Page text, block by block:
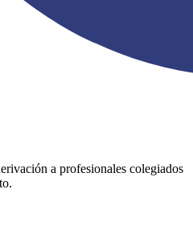
a profesionales colegiados